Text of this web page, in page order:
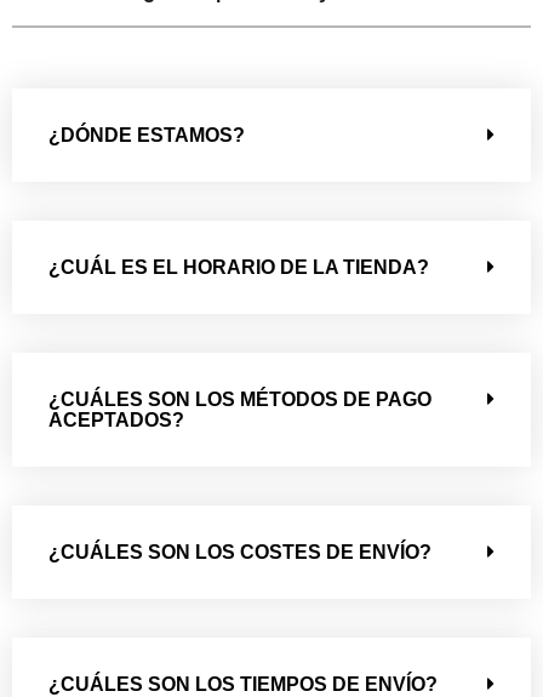
¿DÓNDE ESTAMOS?
¿CUÁL ES EL HORARIO DE LA TIENDA?
¿CUÁLES SON LOS MÉTODOS DE PAGO
ACEPTADOS?
¿CUÁLES SON LOS COSTES DE ENVÍO?
¿CUÁLES SON LOS TIEMPOS DE ENVÍO?